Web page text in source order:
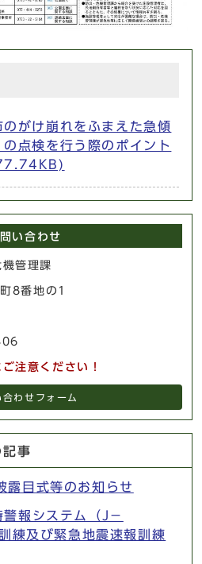
がけ崩れをふまえた急傾
点検を行う際のポイント
い合わせ
管理課
8番地の1
注意ください！
合わせフォーム
記事
露目式等のお知らせ
報システム（J－
練及び緊急地震速報訓練